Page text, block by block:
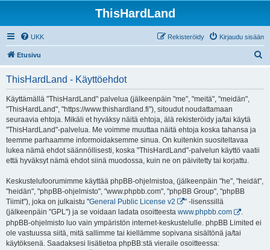
ThisHardLand
UKK Kirjaudu sisään
Rekisteröidy
Etusivu
ThisHardLand - Käyttöehdot
Käyttämällä "ThisHardLand" palvelua (jälkeenpäin "me", "meitä", "meidän",
"ThisHardLand", "https://www.thishardland.fi"), sitoudut noudattamaan
seuraavia ehtoja. Mikäli et hyväksy näitä ehtoja, älä rekisteröidy ja/tai käytä
"ThisHardLand"-palvelua. Me voimme muuttaa näitä ehtoja koska tahansa ja
teemme parhaamme informoidaksemme sinua. On kuitenkin suositeltavaa
lukea nämä ehdot säännöllisesti, koska "ThisHardLand"-palvelun käyttö vaatii
että hyväksyt nämä ehdot siinä muodossa, kuin ne on päivitetty tai korjattu.
Keskustelufoorumimme käyttää phpBB-ohjelmistoa, (jälkeenpäin "he", "heidät",
"heidän", "phpBB-ohjelmisto", "www.phpbb.com", "phpBB Group", "phpBB
Tiimit"), joka on julkaistu "General Public License v2
" -lisenssillä
(jälkeenpäin "GPL") ja se voidaan ladata osoitteesta www.phpbb.com
.
phpBB-ohjelmisto luo vain ympäristön internet-keskustelulle. phpBB Limited ei
ole vastuussa siitä, mitä sallimme tai kiellämme sopivana sisältönä ja/tai
käytöksenä. Saadaksesi lisätietoa phpBB:stä vieraile osoitteessa: